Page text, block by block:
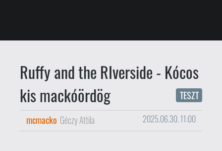
tenni akarása indította be, kár is
Kickstarter kampányok és régi
veteránok hozták vissza a műfajt,
mára pedig aYooka-Laylee
in Time, aTinykinés a többiek
beépültek a zsáner történelmébe.
Ezen az ágon érkezik a Ruffy is,